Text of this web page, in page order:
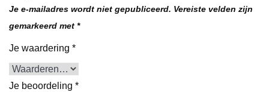
Je e-mailadres wordt niet gepubliceerd. Vereiste velden zijn
gemarkeerd met *
Je waardering *
Je beoordeling *